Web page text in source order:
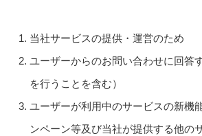
当社サービスの提供・運営のため
ユーザーからのお問い合わせに回答
を行うことを含む）
ユーザーが利用中のサービスの新機
ンペーン等及び当社が提供する他の